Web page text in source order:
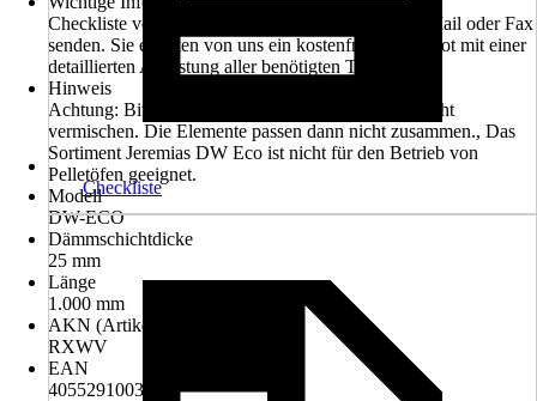
Checkliste vollständig ausfüllen und an uns per E-Mail oder Fax
senden. Sie erhalten von uns ein kostenfreies Angebot mit einer
detaillierten Auflistung aller benötigten Teile
Hinweis
Achtung: Bitte die Systeme Vision, Eco und FU nicht
vermischen. Die Elemente passen dann nicht zusammen., Das
Sortiment Jeremias DW Eco ist nicht für den Betrieb von
Pelletöfen geeignet.
Modell
DW-ECO
Dämmschichtdicke
25 mm
Länge
1.000 mm
AKN (Artikelkurznummer)
RXWV
EAN
4055291003601
Checkliste